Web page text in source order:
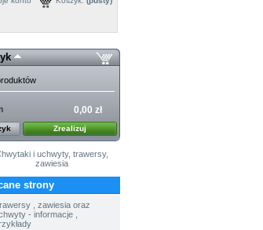
0,00 zł
Zrealizuj
strony
, zawiesia oraz
- informacje ,